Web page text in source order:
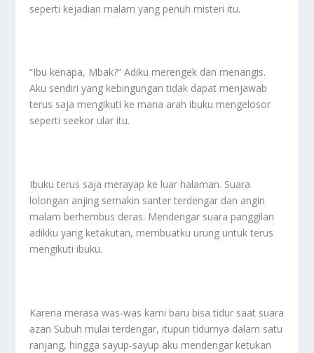
seperti kejadian malam yang penuh misteri itu.
“Ibu kenapa, Mbak?” Adiku merengek dan menangis.
Aku sendiri yang kebingungan tidak dapat menjawab
terus saja mengikuti ke mana arah ibuku mengelosor
seperti seekor ular itu.
Ibuku terus saja merayap ke luar halaman. Suara
lolongan anjing semakin santer terdengar dan angin
malam berhembus deras. Mendengar suara panggilan
adikku yang ketakutan, membuatku urung untuk terus
mengikuti ibuku.
Karena merasa was-was kami baru bisa tidur saat suara
azan Subuh mulai terdengar, itupun tidurnya dalam satu
ranjang, hingga sayup-sayup aku mendengar ketukan